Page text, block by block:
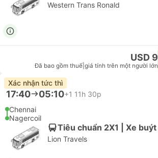
Western Trans Ronald
USD 9
Đã bao gồm thuế giá tính trên một người lớn
Xác nhận tức thì
17:40 05:10+1 11h 30p
Chennai
Nagercoil
Tiêu chuẩn 2X1 | Xe buýt
Lion Travels